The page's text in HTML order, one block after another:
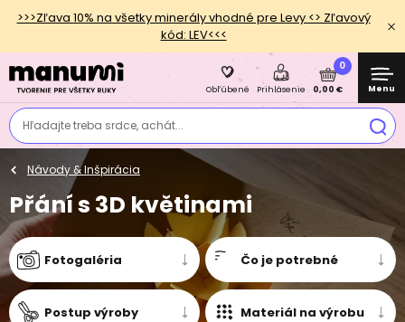
>>>Zľava 10% na všetky minerály vhodné pre Levy <> Zľavový
kód: LEV<<<
Hľadajte treba srdce, achát...
Obľúbené Prihlásenie
0
0,00 € Menu
Návody & Inšpirácia
Přání s 3D květinami
Fotogaléria Čo je potrebné
Postup výroby Materiál na výrobu